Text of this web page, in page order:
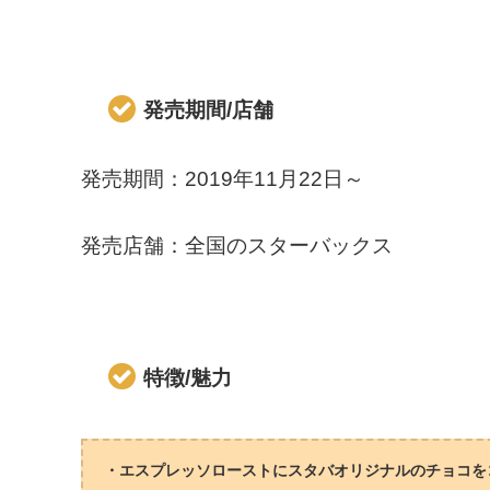
発売期間/店舗
発売期間：2019年11月22日～
発売店舗：全国のスターバックス
特徴/魅力
・エスプレッソローストにスタバオリジナルのチョコ